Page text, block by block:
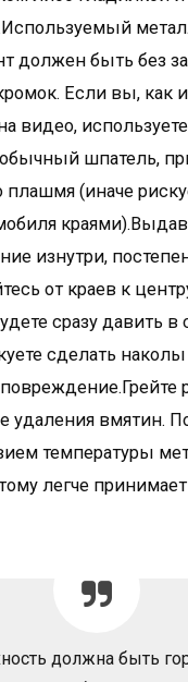
должен быть без
Если вы, как
видео,
шпатель,
плашмя (иначе
изнутри,
от краев к
сразу давить
сделать
повреждение.Грейте
удаления вмятин.
температуры
легче
должна быть